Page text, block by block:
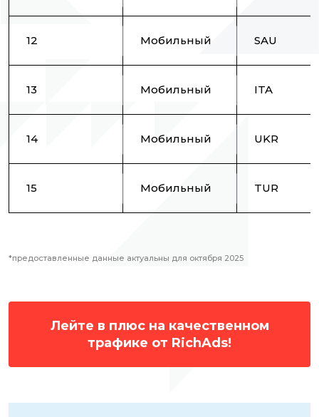
12 Мобильный SAU
13 Мобильный ITA
14 Мобильный UKR
15 Мобильный TUR
*предоставленные данные актуальны для октября 2025
Лейте в плюс на качественном
трафике от RichAds!